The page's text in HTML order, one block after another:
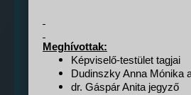
Meghívottak:
Képviselő-testület tagjai
DudinszkyAnna Mónika
dr. Gáspár Anita jegyző